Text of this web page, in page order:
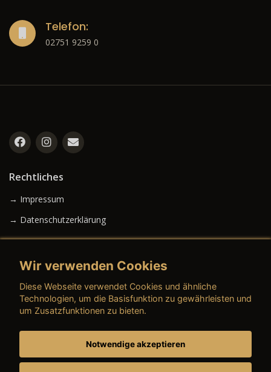
Telefon:
02751 9259 0
Rechtliches
→ Impressum
→ Datenschutzerklärung
→ AGB (Gebrauchtwagen)
→ AGB (Teile & Zubehör)
Wir verwenden Cookies
Diese Webseite verwendet Cookies und ähnliche
Technologien, um die Basisfunktion zu gewährleisten und
um Zusatzfunktionen zu bieten.
Notwendige akzeptieren